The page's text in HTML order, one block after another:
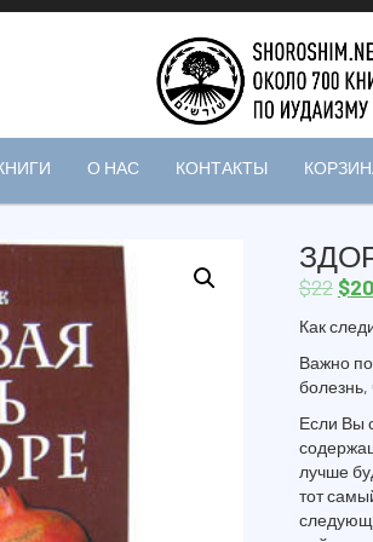
О НАС КОНТАКТЫ
$22 $20
Как
Важно
болезнь,
Если Вы
лучше
тот